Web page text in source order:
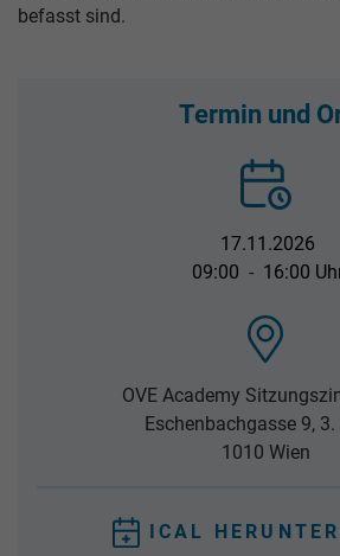
befasst sind.
Termin und
17.11.2026
09:00 - 16:00
OVE Academy
Eschenbachgasse 9,
1010 Wien
ICAL